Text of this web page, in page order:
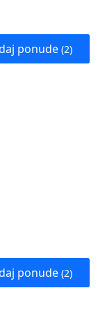
ponude (2)
ponude (2)